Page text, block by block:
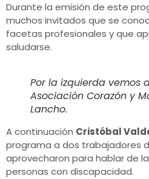
Durante la emisión de este
muchos invitados que se
facetas profesionales y que
saludarse.
Por la izquierda vemos
Asociación Corazón y
Lancho.
A continuación Cristóbal
programa a dos trabajadores
aprovecharon para hablar de
personas con discapacidad.